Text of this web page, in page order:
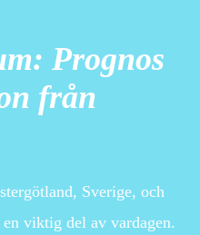
Prognos
från
Sverige, och
viktig del av vardagen.